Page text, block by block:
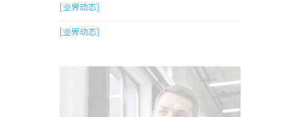
[业界动态]
[业界动态]